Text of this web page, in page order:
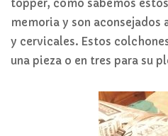
topper, como sabemos
memoria y son aconsejados
y cervicales. Estos
una pieza o en tres para su